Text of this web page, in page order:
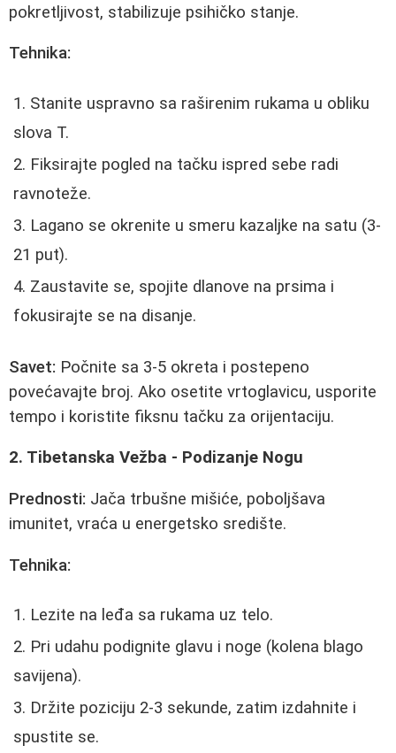
pokretljivost, stabilizuje psihičko stanje.
Tehnika:
Stanite uspravno sa raširenim rukama u obliku
slova T.
Fiksirajte pogled na tačku ispred sebe radi
ravnoteže.
Lagano se okrenite u smeru kazaljke na satu (3-
21 put).
Zaustavite se, spojite dlanove na prsima i
fokusirajte se na disanje.
Savet: Počnite sa 3-5 okreta i postepeno
povećavajte broj. Ako osetite vrtoglavicu, usporite
tempo i koristite fiksnu tačku za orijentaciju.
2. Tibetanska Vežba - Podizanje Nogu
Prednosti: Jača trbušne mišiće, poboljšava
imunitet, vraća u energetsko središte.
Tehnika:
Lezite na leđa sa rukama uz telo.
Pri udahu podignite glavu i noge (kolena blago
savijena).
Držite poziciju 2-3 sekunde, zatim izdahnite i
spustite se.